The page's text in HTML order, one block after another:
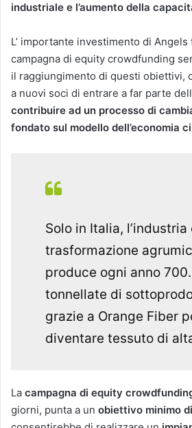
industriale e l’aumento della
L’ importante investimento di Angels
campagna di equity crowdfunding
il raggiungimento di questi obiettivi,
a nuovi soci di entrare a far parte
contribuire ad un processo di
fondato sul modello dell’economia
Solo in Italia, l’industria
trasformazione
produce ogni anno
tonnellate di
grazie a Orange Fiber
diventare tessuto di
La campagna di equity
giorni, punta a un obiettivo minimo